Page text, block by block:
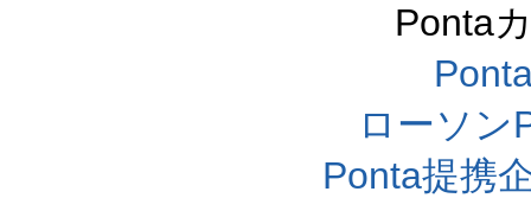
Ponta
ローソン
Ponta提携